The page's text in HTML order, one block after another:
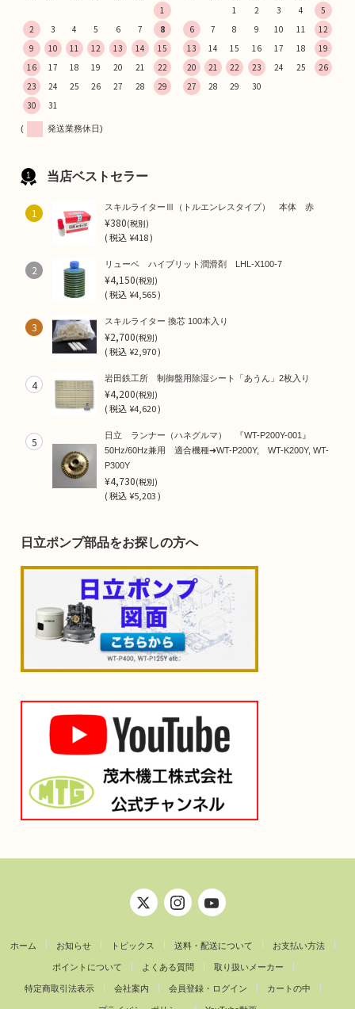
1
2
3 4 5 6 7
8
9
10 11 12 13 14
15
16
17 18 19 20 21
22
23
24 25 26 27 28
29
30
31
1 2 3 4
5
6
7 8 9 10 11
12
13
14 15 16 17 18
19
20
21 22 23 24 25
26
27
28 29 30
( 発送業務休日)
当店ベストセラー
1 スキルライターⅢ（トルエンレスタイプ） 本体 赤
¥380(税別)
(税込¥418 )
2 リューベ ハイブリット潤滑剤 LHL-X100-7
¥4,150(税別)
(税込¥4,565 )
3 スキルライター 換芯 100本入り
¥2,700(税別)
(税込¥2,970 )
4 岩田鉄工所 制御盤用除湿シート「あうん」2枚入り
¥4,200(税別)
(税込¥4,620 )
5
日立 ランナー（ハネグルマ） 『WT-P200Y-001』
50Hz/60Hz兼用 適合機種➜WT-P200Y, WT-K200Y, WT-
P300Y
¥4,730(税別)
(税込¥5,203 )
日立ポンプ部品をお探しの方へ
ホーム お知らせ トピックス 送料・配送について お支払い方法
ポイントについて よくある質問 取り扱いメーカー
特定商取引法表示 会社案内 会員登録・ログイン カートの中